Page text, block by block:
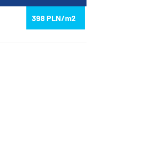
398